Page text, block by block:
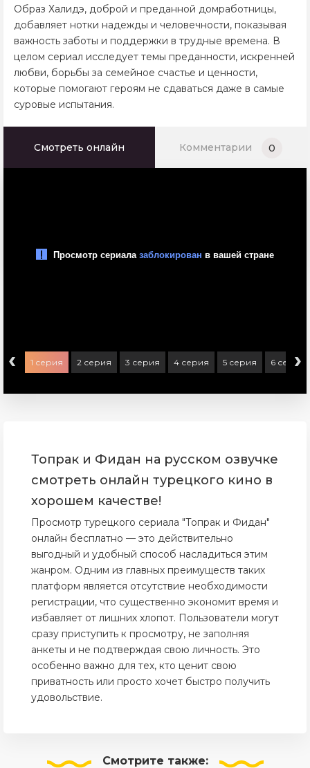
Образ Халидэ, доброй и преданной домработницы,
добавляет нотки надежды и человечности, показывая
важность заботы и поддержки в трудные времена. В
целом сериал исследует темы преданности, искренней
любви, борьбы за семейное счастье и ценности,
которые помогают героям не сдаваться даже в самые
суровые испытания.
Смотреть онлайн Комментарии 0
‹ 1 серия 2 серия 3 серия 4 серия 5 серия 6 серия
›
Топрак и Фидан на русском озвучке
смотреть онлайн турецкого кино в
хорошем качестве!
Просмотр турецкого сериала "Топрак и Фидан"
онлайн бесплатно — это действительно
выгодный и удобный способ насладиться этим
жанром. Одним из главных преимуществ таких
платформ является отсутствие необходимости
регистрации, что существенно экономит время и
избавляет от лишних хлопот. Пользователи могут
сразу приступить к просмотру, не заполняя
анкеты и не подтверждая свою личность. Это
особенно важно для тех, кто ценит свою
приватность или просто хочет быстро получить
удовольствие.
Смотрите также: